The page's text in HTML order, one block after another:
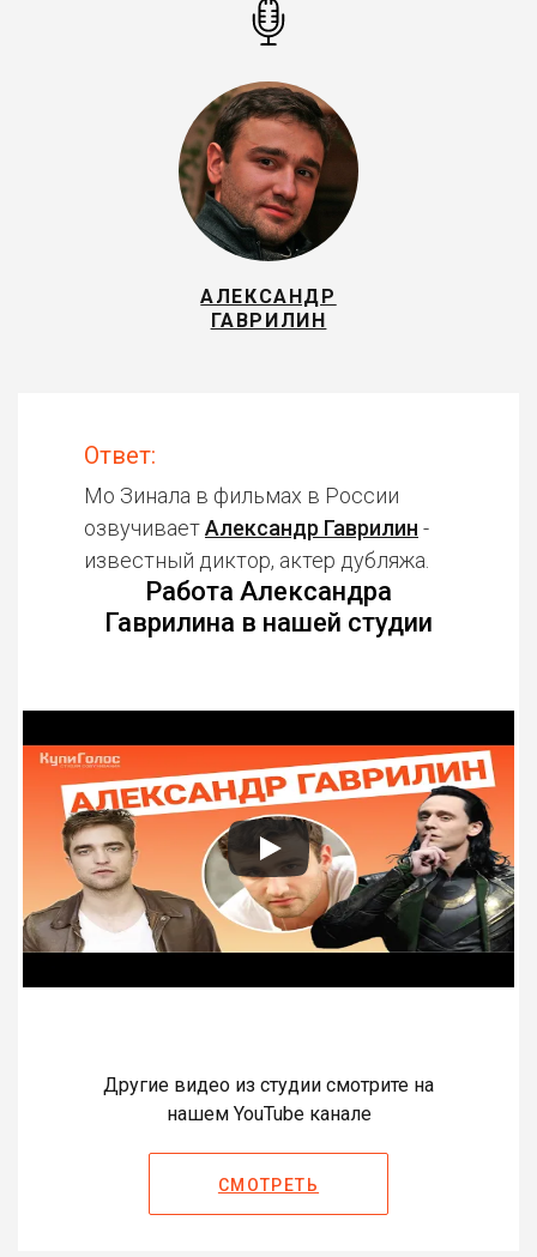
АЛЕКСАНДР
ГАВРИЛИН
Ответ:
Мо Зинала в фильмах в России
озвучиваетАлександр Гаврилин -
известный диктор, актер дубляжа.
Работа Александра
Гаврилина в нашей студии
Другие видео из студии смотрите на
нашем YouTube канале
СМОТРЕТЬ